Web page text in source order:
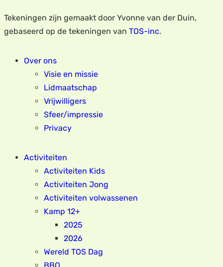
Tekeningen zijn gemaakt door Yvonne van der Duin,
gebaseerd op de tekeningen van TOS-inc.
Over ons
Visie en missie
Lidmaatschap
Vrijwilligers
Sfeer/impressie
Privacy
Activiteiten
Activiteiten Kids
Activiteiten Jong
Activiteiten volwassenen
Kamp 12+
2025
2026
Wereld TOS Dag